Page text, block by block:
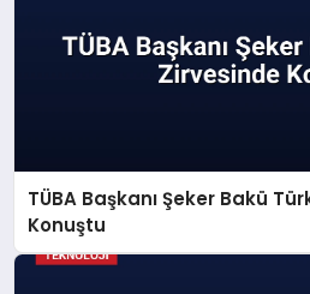
TÜBA Başkanı Şeker Bakü
Konuştu